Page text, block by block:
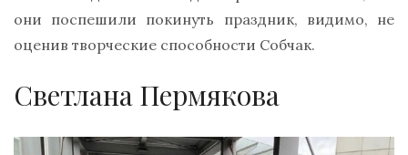
они поспешили покинуть праздник, видимо, не
оценив творческие способности Собчак.
Светлана Пермякова